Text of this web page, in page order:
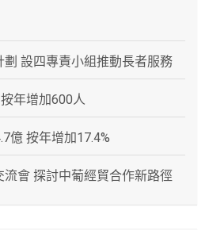
設四專責小組推動長者服務
年增加600人
億 按年增加17.4%
會 探討中葡經貿合作新路徑